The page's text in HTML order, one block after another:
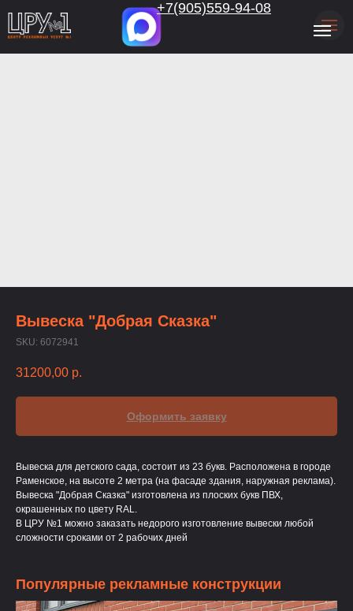
+7(905)559-94-08
Вывеска "Добрая Сказка"
SKU: 6072941
31200,00 р.
Оформить заявку
Вывеска для детского сада, состоит из 23 букв. Расположена в городе
Раменское, на высоте 2 метра (на фасаде здания, наружная реклама).
Вывеска "Добрая Сказка" изготовлена из плоских букв ПВХ,
окрашенных по цвету RAL.
В ЦРУ №1 можно заказать недорого изготовление вывески любой
сложности сроками от 2 рабочих дней
Популярные рекламные конструкции